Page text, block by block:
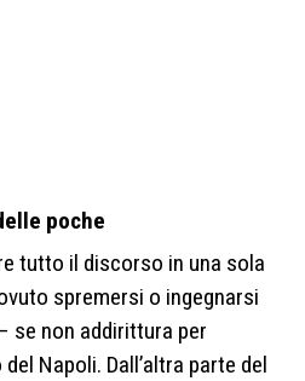
poche
tutto il discorso in una sola
spremersi o ingegnarsi
se non addirittura per
Napoli. Dall’altra parte del